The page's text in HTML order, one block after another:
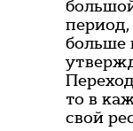
период,
больше
то в
свой